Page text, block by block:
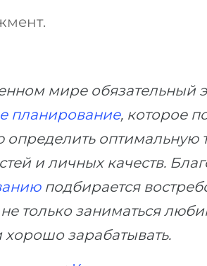
мире обязательный
планирование, которое
определить
и личных качеств.
подбирается
только заниматься
хорошо зарабатывать.